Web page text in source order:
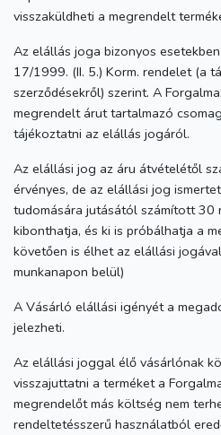
visszaküldheti a megrendelt
Az elállás joga bizonyos
17/1999. (II. 5.) Korm. rendelet (a
szerződésekről) szerint. A
megrendelt árut tartalmazó
tájékoztatni az elállás jogáról.
Az elállási jog az áru átvételétől
érvényes, de az elállási jog
tudomására jutásától számított 30
kibonthatja, és ki is próbálhatja a
követően is élhet az elállási
munkanapon belül)
A Vásárló elállási igényét a
jelezheti.
Az elállási joggal élő vásárlónak
visszajuttatni a terméket a
megrendelőt más költség nem
rendeltetésszerű használatból